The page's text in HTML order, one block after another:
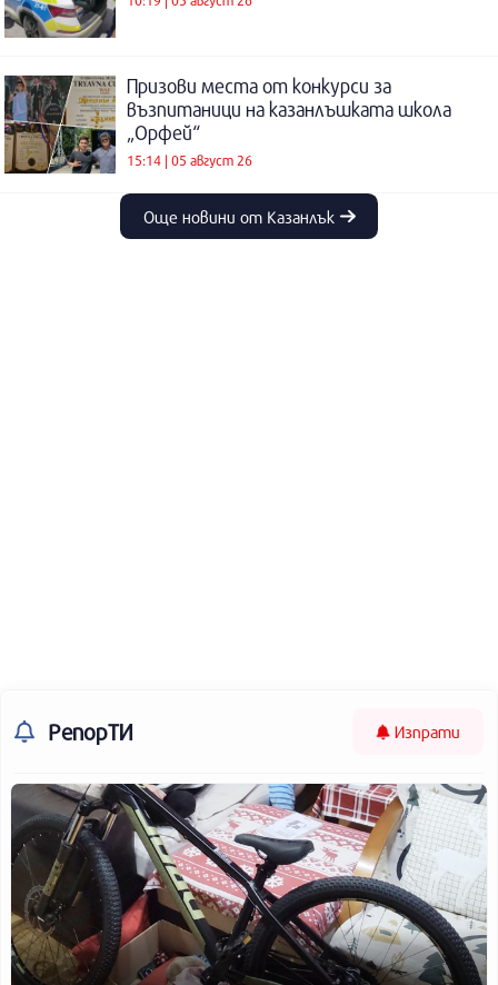
Призови места от конкурси за
възпитаници на казанлъшката школа
„Орфей“
15:14 | 05 август 26
Още новини от Казанлък
РепорТИ Изпрати